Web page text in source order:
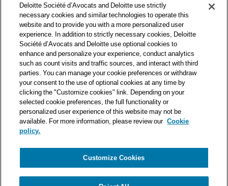
professionnels et à ce titre, travaille avec les 50 000 fiscalistes
et juristes de Deloitte situés dans 150 pays.
Les informations contenues sur ce blog ont pour objectif
d’informer ses lecteurs de manière générale. Elles ne peuvent
en aucun cas se substituer à un conseil délivré par un
professionnel en fonction d’une situation donnée. Un soin
particulier est apporté à la rédaction de nos articles, néanmoins
Deloitte Société d’Avocats décline toute responsabilité relative
aux éventuelles erreurs et omissions qu’ils pourraient contenir.​
Politique de confidentialité
Mentions légales
Deloitte Société d’Avocats and Deloitte use strictly
necessary cookies and similar technologies to operate this
website and to provide you with a more personalized user
experience. In addition to strictly necessary cookies, Deloitte
Société d’Avocats and Deloitte use optional cookies to
enhance and personalize your experience, conduct analytics
such as count visits and traffic sources, and interact with third
parties. You can manage your cookie preferences or withdraw
your consent to the use of optional cookies at any time by
clicking the "Customize cookies" link. Depending on your
selected cookie preferences, the full functionality or
personalized user experience of this website may not be
available. For more information, please review our Cookie
policy.
Customize Cookies